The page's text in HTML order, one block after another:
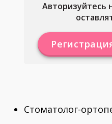
Авторизуйтесь
Стоматолог-